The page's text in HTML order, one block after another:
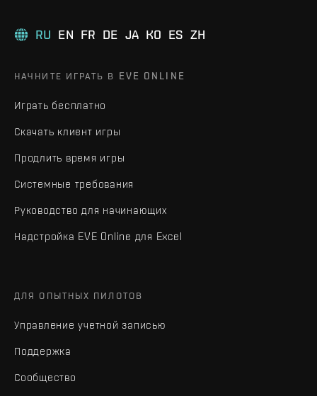
RU EN FR DE JA KO ES ZH
НАЧНИТЕ ИГРАТЬ В EVE ONLINE
Играть бесплатно
Скачать клиент игры
Продлить время игры
Системные требования
Руководство для начинающих
Надстройка EVE Online для Excel
ДЛЯ ОПЫТНЫХ ПИЛОТОВ
Управление учетной записью
Поддержка
Сообщество